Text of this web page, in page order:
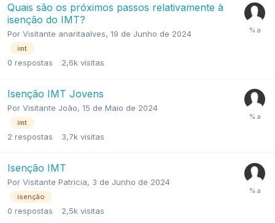
Quais são os próximos passos relativamente à
isenção do IMT?
Por Visitante anaritaalves, 19 de Junho de 2024
imt
0 respostas 2,6k visitas
Isenção IMT Jovens
Por Visitante João, 15 de Maio de 2024
imt
2 respostas 3,7k visitas
Isenção IMT
Por Visitante Patricia, 3 de Junho de 2024
isenção
0 respostas 2,5k visitas